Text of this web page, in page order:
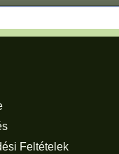
Feltételek